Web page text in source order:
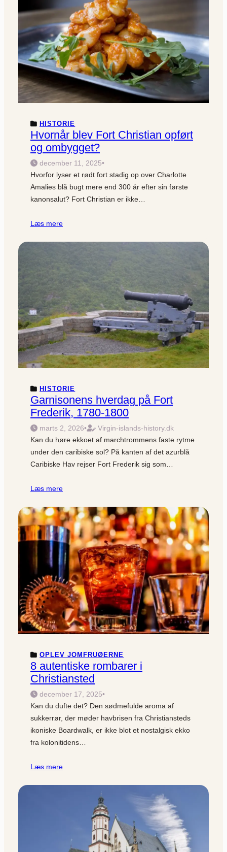
HISTORIE
Hvornår blev Fort Christian opført
og ombygget?
december 11, 2025•
Hvorfor lyser et rødt fort stadig op over Charlotte
Amalies blå bugt mere end 300 år efter sin første
kanonsalut? Fort Christian er ikke…
Læs mere
HISTORIE
Garnisonens hverdag på Fort
Frederik, 1780-1800
marts 2, 2026•
Virgin-islands-history.dk
Kan du høre ekkoet af marchtrommens faste rytme
under den caribiske sol? På kanten af det azurblå
Caribiske Hav rejser Fort Frederik sig som…
Læs mere
OPLEV JOMFRUØERNE
8 autentiske rombarer i
Christiansted
december 17, 2025•
Kan du dufte det? Den sødmefulde aroma af
sukkerrør, der møder havbrisen fra Christiansteds
ikoniske Boardwalk, er ikke blot et nostalgisk ekko
fra kolonitidens…
Læs mere